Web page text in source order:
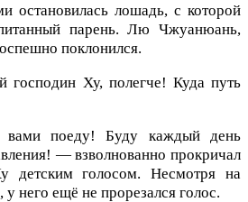
остановилась лошадь, с которой
парень. Лю Чжуанюань,
поклонился.
Ху, полегче! Куда путь
поеду! Буду каждый день
— взволнованно прокричал
детским голосом. Несмотря на
у него ещё не прорезался голос.